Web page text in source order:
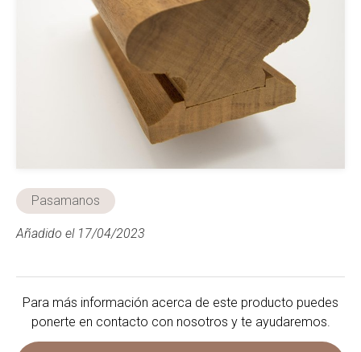
Pasamanos
Añadido el 17/04/2023
Para más información acerca de este producto puedes
ponerte en contacto con nosotros y te ayudaremos.